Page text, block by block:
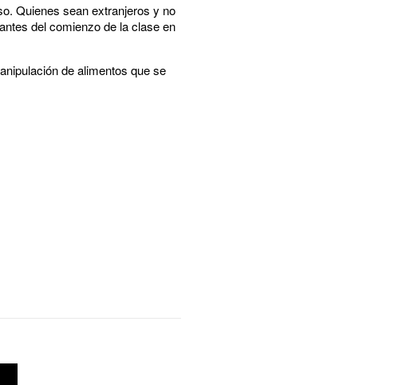
Quienes sean extranjeros y no
del comienzo de la clase en
de alimentos que se